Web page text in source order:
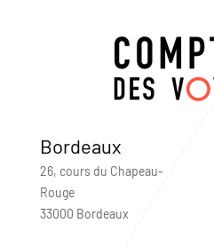
Bordeaux
26, cours du Chapeau-
Rouge
33000 Bordeaux